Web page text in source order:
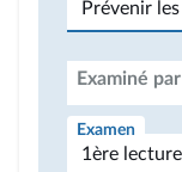
Examiné par
Examen